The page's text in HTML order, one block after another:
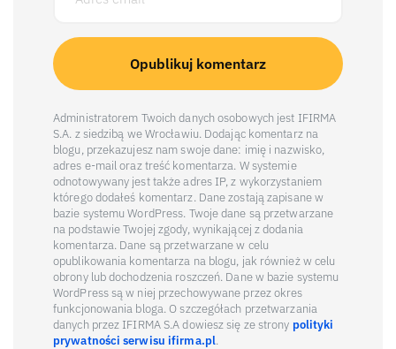
Administratorem Twoich danych osobowych jest IFIRMA
S.A. z siedzibą we Wrocławiu. Dodając komentarz na
blogu, przekazujesz nam swoje dane: imię i nazwisko,
adres e-mail oraz treść komentarza. W systemie
odnotowywany jest także adres IP, z wykorzystaniem
którego dodałeś komentarz. Dane zostają zapisane w
bazie systemu WordPress. Twoje dane są przetwarzane
na podstawie Twojej zgody, wynikającej z dodania
komentarza. Dane są przetwarzane w celu
opublikowania komentarza na blogu, jak również w celu
obrony lub dochodzenia roszczeń. Dane w bazie systemu
WordPress są w niej przechowywane przez okres
funkcjonowania bloga. O szczegółach przetwarzania
danych przez IFIRMA S.A dowiesz się ze strony polityki
prywatności serwisu ifirma.pl.